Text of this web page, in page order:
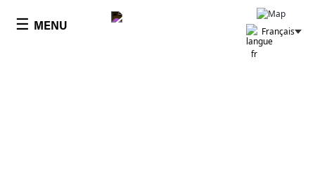
☰ MENU Français
Panneau de gestion des cookies